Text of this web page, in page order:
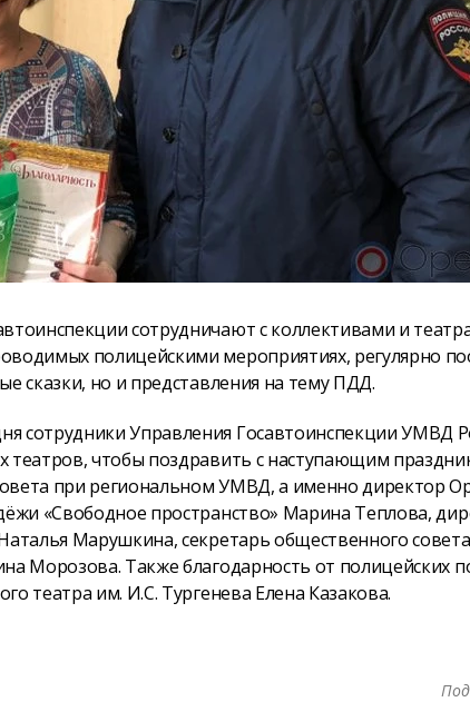
сотрудничают с коллективами и
полицейскими мероприятиях, регулярно
сказки, но и представления на тему ПДД.
сотрудники Управления Госавтоинспекции УМВД
театров, чтобы поздравить с наступающим
при региональном УМВД, а именно директор
«Свободное пространство» Марина Теплова,
Марушкина, секретарь общественного
Морозова. Также благодарность от полицейских
театра им. И.С. Тургенева Елена Казакова.